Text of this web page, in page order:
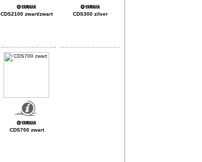
CDS2100 zwart/zwart CDS300 zilver
CDS700 zwart